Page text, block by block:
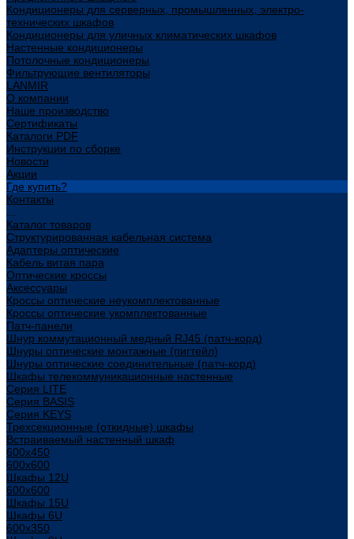
Кондиционеры для серверных, промышленных, электро-
технических шкафов
Кондиционеры для уличных климатических шкафов
Настенные кондиционеры
Потолочные кондиционеры
Фильтрующие вентиляторы
LANMIR
О компании
Наше производство
Сертификаты
Каталоги PDF
Инструкции по сборке
Новости
Акции
Где купить?
Контакты
Каталог товаров
Структурированная кабельная система
Адаптеры оптические
Кабель витая пара
Оптические кроссы
Аксессуары
Кроссы оптические неукомплектованные
Кроссы оптические укомплектованные
Патч-панели
Шнур коммутационный медный RJ45 (патч-корд)
Шнуры оптические монтажные (пигтейл)
Шнуры оптические соединительные (патч-корд)
Шкафы телекоммуникационные настенные
Cерия LITE
Cерия BASIS
Cерия KEYS
Трехсекционные (откидные) шкафы
Встраиваемый настенный шкаф
600x450
600x600
Шкафы 12U
600x600
Шкафы 15U
Шкафы 6U
600x350